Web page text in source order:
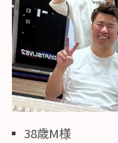
38歳M様